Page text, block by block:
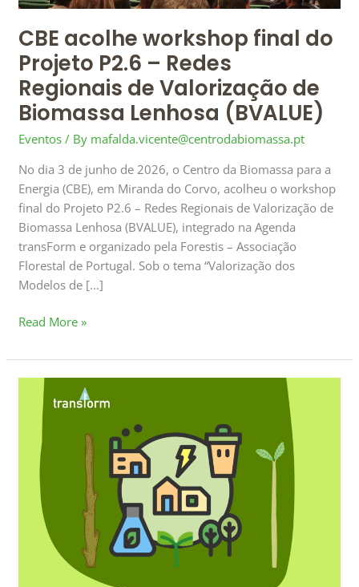
CBE acolhe workshop final do
Projeto P2.6 – Redes
Regionais de Valorização de
Biomassa Lenhosa (BVALUE)
Eventos / By mafalda.vicente@centrodabiomassa.pt
No dia 3 de junho de 2026, o Centro da Biomassa para a
Energia (CBE), em Miranda do Corvo, acolheu o workshop
final do Projeto P2.6 – Redes Regionais de Valorização de
Biomassa Lenhosa (BVALUE), integrado na Agenda
transForm e organizado pela Forestis – Associação
Florestal de Portugal. Sob o tema “Valorização dos
Modelos de […]
de
Valorização
de
Biomassa
Lenhosa
(BVALUE)
Read More »
Workshop
Final
“Valorização
Modelos
Biomassa
Lenhosa